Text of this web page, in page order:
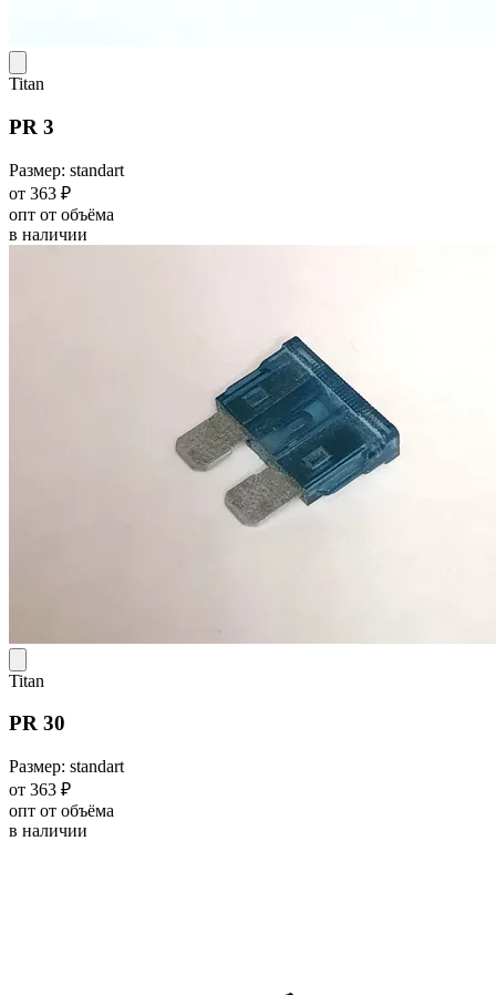
Titan
PR 3
Размер: standart
от 363 ₽
опт от объёма
в наличии
Titan
PR 30
Размер: standart
от 363 ₽
опт от объёма
в наличии